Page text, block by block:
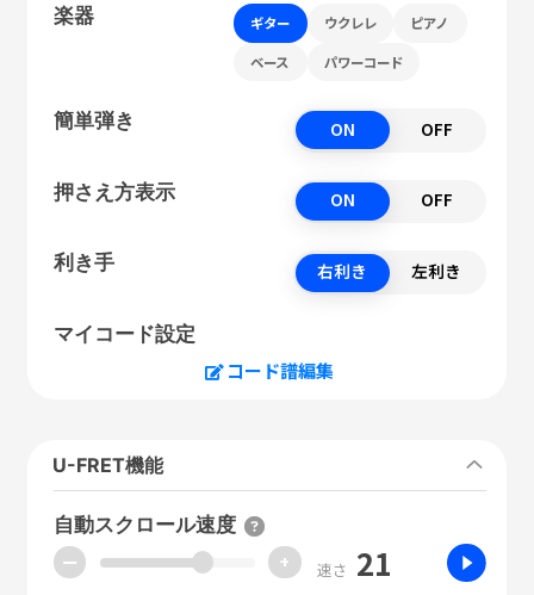
楽器 ギター ウクレレ ピアノ
ベース パワーコード
簡単弾き ON OFF
押さえ方表示 ON OFF
利き手 右利き 左利き
マイコード設定
コード譜編集
U-FRET機能
自動スクロール速度
ー + 速さ 21